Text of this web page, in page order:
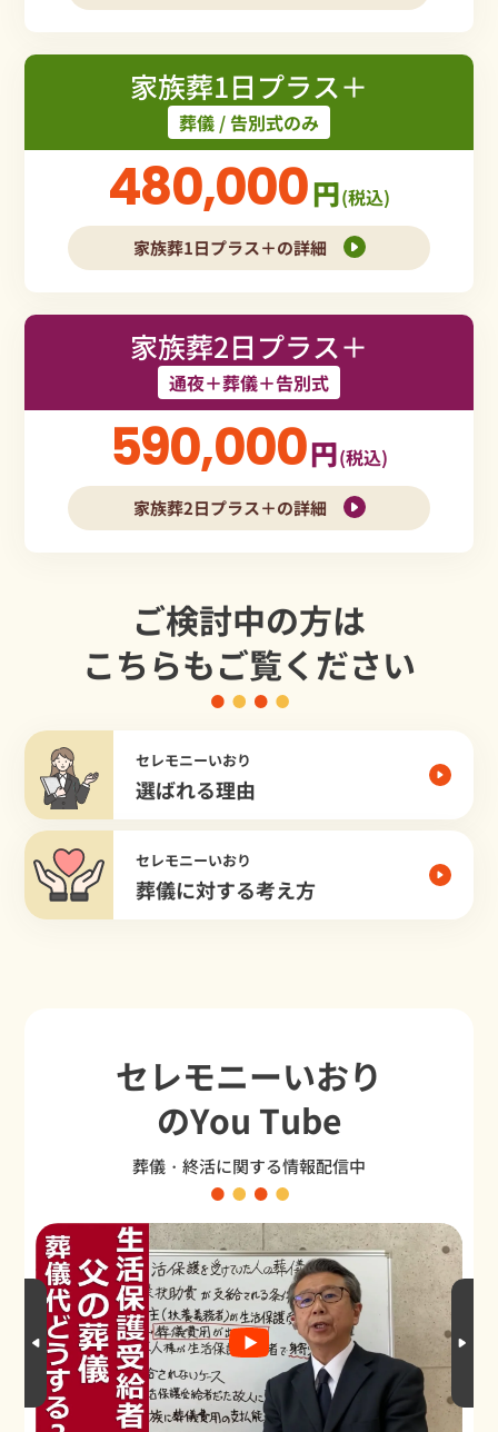
家族葬1日プラス＋
葬儀 / 告別式のみ
480,000円(税込)
家族葬1日プラス＋の詳細
家族葬2日プラス＋
通夜＋葬儀＋告別式
590,000円(税込)
家族葬2日プラス＋の詳細
ご検討中の方は
こちらもご覧ください
セレモニーいおり
選ばれる理由
セレモニーいおり
葬儀に対する考え方
セレモニーいおり
のYou Tube
葬儀・終活に関する情報配信中